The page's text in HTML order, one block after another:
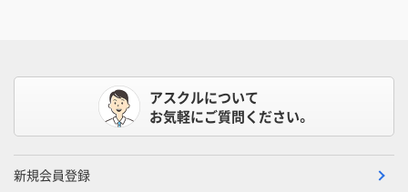
アスクルについて
お気軽にご質問ください。
新規会員登録